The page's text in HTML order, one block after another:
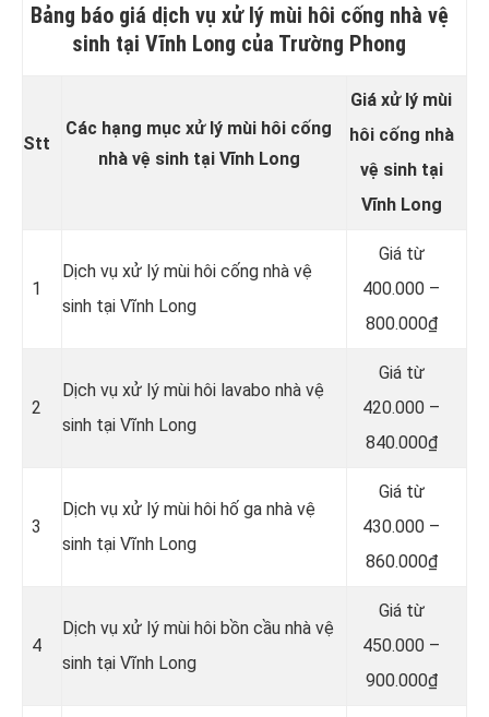
Bảng báo giá dịch vụ xử lý mùi hôi cống nhà vệ
sinh tại Vĩnh Long của Trường Phong
Stt
Các hạng mục xử lý mùi hôi cống
nhà vệ sinh tại Vĩnh Long
Giá xử lý mùi
hôi cống nhà
vệ sinh tại
Vĩnh Long
1
Dịch vụ xử lý mùi hôi cống nhà vệ
sinh tại Vĩnh Long
Giá từ
400.000 –
800.000₫
2
Dịch vụ xử lý mùi hôi lavabo nhà vệ
sinh tại Vĩnh Long
Giá từ
420.000 –
840.000₫
3
Dịch vụ xử lý mùi hôi hố ga nhà vệ
sinh tại Vĩnh Long
Giá từ
430.000 –
860.000₫
4
Dịch vụ xử lý mùi hôi bồn cầu nhà vệ
sinh tại Vĩnh Long
Giá từ
450.000 –
900.000₫